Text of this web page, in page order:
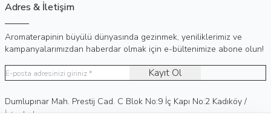
Adres & İletişim
Aromaterapinin büyülü dünyasında gezinmek, yeniliklerimiz ve
kampanyalarımızdan haberdar olmak için e-bültenimize abone olun!
Kayıt Ol
Adres
Dumlupınar Mah. Prestij Cad. C Blok No:9 İç Kapı No:2 Kadıköy /
İstanbul